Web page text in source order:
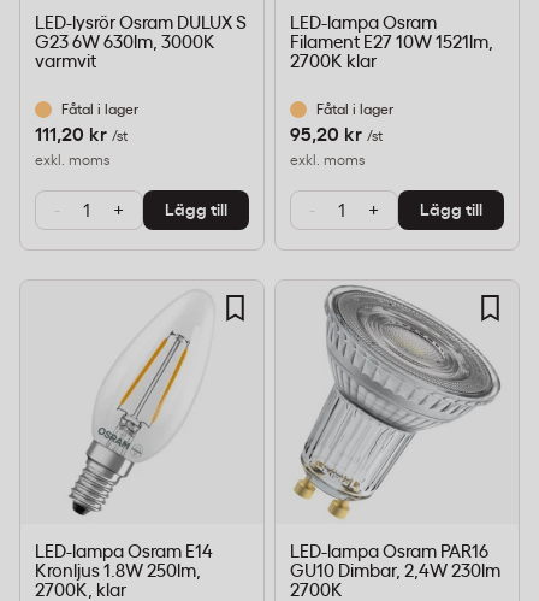
LED-lysrör Osram DULUX S
G23 6W 630lm, 3000K
varmvit
Fåtal i lager
111,20 kr /st
exkl. moms
- + Lägg till
LED-lampa Osram
Filament E27 10W 1521lm,
2700K klar
Fåtal i lager
95,20 kr /st
exkl. moms
- + Lägg till
LED-lampa Osram E14
Kronljus 1.8W 250lm,
2700K, klar
LED-lampa Osram PAR16
GU10 Dimbar, 2,4W 230lm
2700K